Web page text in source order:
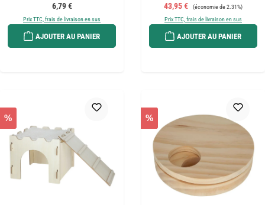
Prix régulier :
6,79 €
Prix TTC, frais de livraison en sus
AJOUTER AU PANIER
Prix de vente :
43,95 € Prix régulier :
(économie de 2.31%)
Prix TTC, frais de livraison en sus
AJOUTER AU PANIER
% %